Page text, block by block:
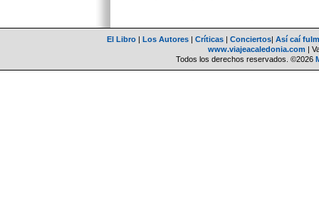
El Libro | Los Autores | Críticas | Conciertos| Así caí
www.viajeacaledonia.com |
Todos los derechos reservados. ©2026